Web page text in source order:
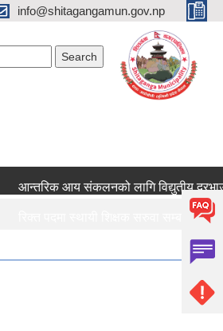
info@shitagangamun.gov.np
आन्तरिक आय संकलनको लागि विद्युतीय
रिक्त पदमा स्थायी शिक्षक सरुवा सम्बन्धमा ।।।
रिक्त पदमा स्थायी शिक्षक सरुवा सम्बन्धमा ।।।